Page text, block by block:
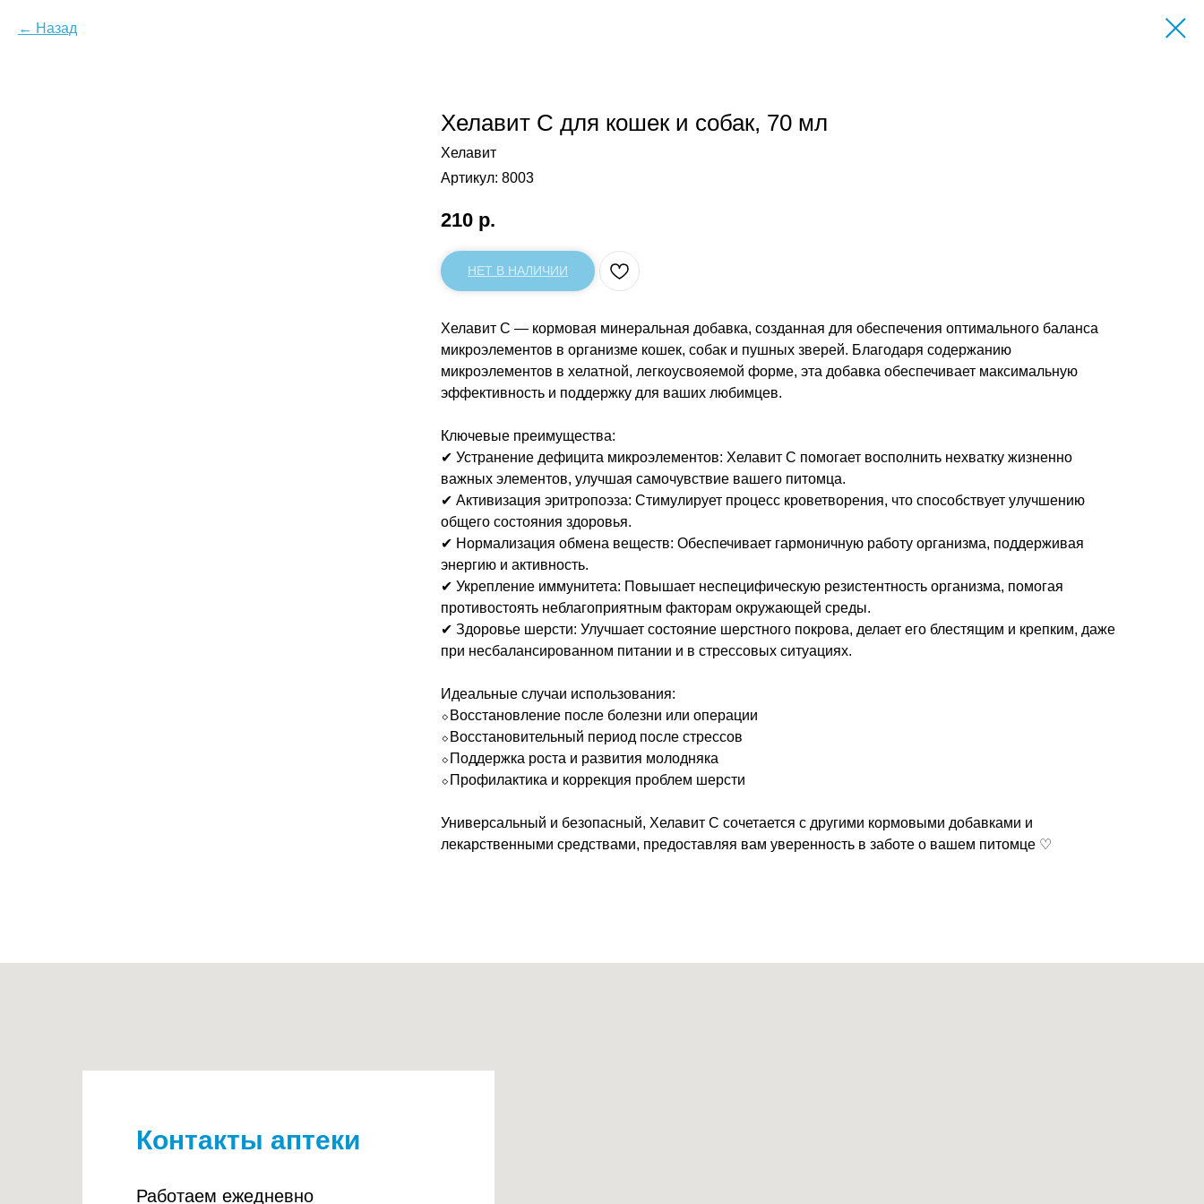
Назад
Хелавит С для кошек и собак, 70 мл
Хелавит
Артикул: 8003
210 р.
НЕТ В НАЛИЧИИ
Хелавит С — кормовая минеральная добавка, созданная для обеспечения оптимального баланса
микроэлементов в организме кошек, собак и пушных зверей. Благодаря содержанию
микроэлементов в хелатной, легкоусвояемой форме, эта добавка обеспечивает максимальную
эффективность и поддержку для ваших любимцев.
Ключевые преимущества:
✔ Устранение дефицита микроэлементов: Хелавит С помогает восполнить нехватку жизненно
важных элементов, улучшая самочувствие вашего питомца.
✔ Активизация эритропоэза: Стимулирует процесс кроветворения, что способствует улучшению
общего состояния здоровья.
✔ Нормализация обмена веществ: Обеспечивает гармоничную работу организма, поддерживая
энергию и активность.
✔ Укрепление иммунитета: Повышает неспецифическую резистентность организма, помогая
противостоять неблагоприятным факторам окружающей среды.
✔ Здоровье шерсти: Улучшает состояние шерстного покрова, делает его блестящим и крепким, даже
при несбалансированном питании и в стрессовых ситуациях.
Идеальные случаи использования:
⬦Восстановление после болезни или операции
⬦Восстановительный период после стрессов
⬦Поддержка роста и развития молодняка
⬦Профилактика и коррекция проблем шерсти
Универсальный и безопасный, Хелавит С сочетается с другими кормовыми добавками и
лекарственными средствами, предоставляя вам уверенность в заботе о вашем питомце ♡
Контакты аптеки
Работаем ежедневно